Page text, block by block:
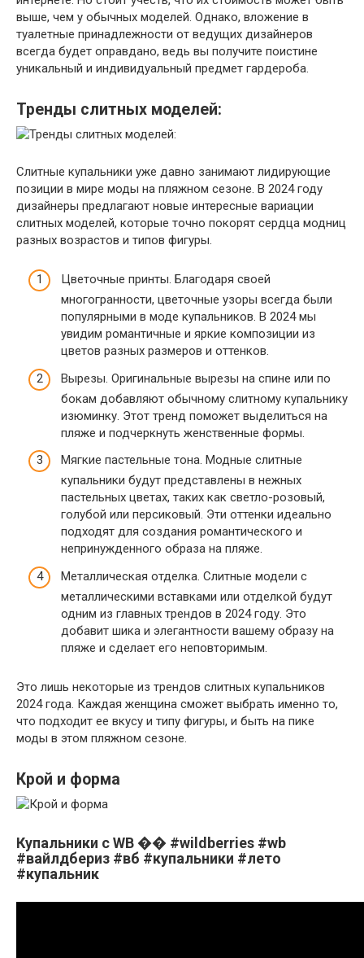
выше, чем у обычных моделей. Однако, вложение в
туалетные принадлежности от ведущих дизайнеров
всегда будет оправдано, ведь вы получите поистине
уникальный и индивидуальный предмет гардероба.
Тренды слитных моделей:
Слитные купальники уже давно занимают лидирующие
позиции в мире моды на пляжном сезоне. В 2024 году
дизайнеры предлагают новые интересные вариации
слитных моделей, которые точно покорят сердца модниц
разных возрастов и типов фигуры.
Цветочные принты. Благодаря своей
многогранности, цветочные узоры всегда были
популярными в моде купальников. В 2024 мы
увидим романтичные и яркие композиции из
цветов разных размеров и оттенков.
Вырезы. Оригинальные вырезы на спине или по
бокам добавляют обычному слитному купальнику
изюминку. Этот тренд поможет выделиться на
пляже и подчеркнуть женственные формы.
Мягкие пастельные тона. Модные слитные
купальники будут представлены в нежных
пастельных цветах, таких как светло-розовый,
голубой или персиковый. Эти оттенки идеально
подходят для создания романтического и
непринужденного образа на пляже.
Металлическая отделка. Слитные модели с
металлическими вставками или отделкой будут
одним из главных трендов в 2024 году. Это
добавит шика и элегантности вашему образу на
пляже и сделает его неповторимым.
Это лишь некоторые из трендов слитных купальников
2024 года. Каждая женщина сможет выбрать именно то,
что подходит ее вкусу и типу фигуры, и быть на пике
моды в этом пляжном сезоне.
Крой и форма
Купальники с WB �� #wildberries #wb
#вайлдбериз #вб #купальники #лето
#купальник